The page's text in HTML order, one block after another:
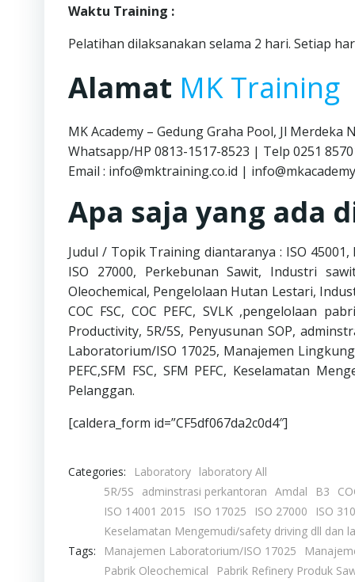
Waktu Training :
Pelatihan dilaksanakan selama 2 hari. Setiap
Alamat MK Training
MK Academy – Gedung Graha Pool, Jl Merdeka
Whatsapp/HP 0813-1517-8523 | Telp 0251
Email : info@mktraining.co.id |
Apa saja yang ada
Judul / Topik Training diantaranya : ISO 45001,
ISO 27000, Perkebunan Sawit, Industri
Oleochemical, Pengelolaan Hutan Lestari,
COC FSC, COC PEFC, SVLK ,pengelolaan
Productivity, 5R/5S, Penyusunan SOP,
Laboratorium/ISO 17025, Manajemen
PEFC,SFM FSC, SFM PEFC, Keselamatan
Pelanggan.
[caldera_form id=”CF5df067da2c0d4″]
Categories: Laboratory laboratory All
Tags:
5R/5S adminstrasi perkantoran Amdal B3
ISO 14001 2015
ISO 17025 ISO 27000
ISO
Keselamatan Mengemudi/safety driving dll dan
Manajemen Laboratorium/ISO 17025
Pabrik Oleochemical
Pabrik Refinery Produk